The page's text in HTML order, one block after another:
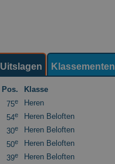
Uitslagen Klassementen
Pos. Klasse
75e Heren
54e Heren Beloften
30e Heren Beloften
50e Heren Beloften
39e Heren Beloften